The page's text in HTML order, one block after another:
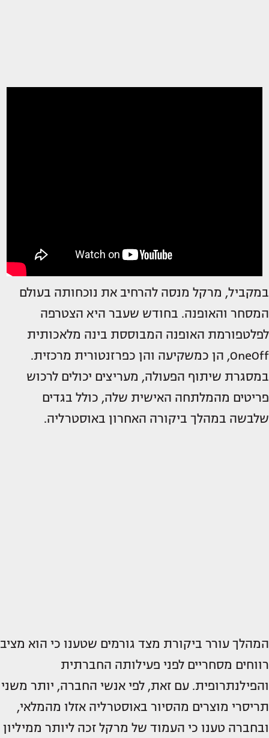
במקביל, מרקל מנסה להרחיב את נוכחותה בעולם
המסחר והאופנה. בחודש שעבר היא הצטרפה
לפלטפורמת האופנה המבוססת בינה מלאכותית
OneOff, הן כמשקיעה והן כפרזנטורית מרכזית.
במסגרת שיתוף הפעולה, מעריצים יכולים לרכוש
פריטים מהמלתחה האישית שלה, כולל בגדים
שלבשה במהלך ביקורה האחרון באוסטרליה.
המהלך עורר ביקורת מצד גורמים שטענו כי הוא מציב
רווחים מסחריים לפני פעילותה החברתית
והפילנתרופית. עם זאת, לפי אנשי החברה, יותר משני
תריסרי מוצרים מהסיור באוסטרליה אזלו מהמלאי,
ובחברה טענו כי העמוד של מרקל זכה ליותר ממיליון